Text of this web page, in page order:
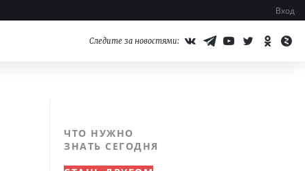
Вход
Следите за новостями:
ЧТО НУЖНО
ЗНАТЬ СЕГОДНЯ